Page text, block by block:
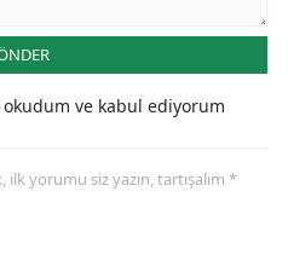
okudum ve kabul ediyorum
yorumu siz yazın, tartışalım *